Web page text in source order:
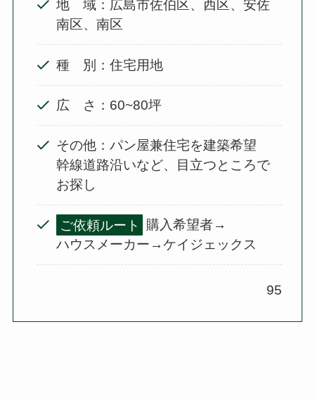
地 域：広島市佐伯区、西区、安佐
南区、南区
種 別：住宅用地
広 さ：60~80坪
その他：パン屋兼住宅を建築希望
幹線道路沿いなど、目立つところで
お探し
ご依頼ルート
購入希望者→
ハウスメーカー→ケイジェックス
95